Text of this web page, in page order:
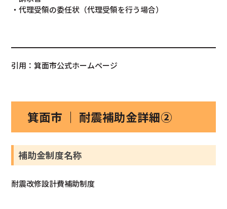
・代理受領の委任状（代理受領を行う場合）
引用：箕面市公式ホームページ
箕面市 ｜ 耐震補助金詳細②
補助金制度名称
耐震改修設計費補助制度